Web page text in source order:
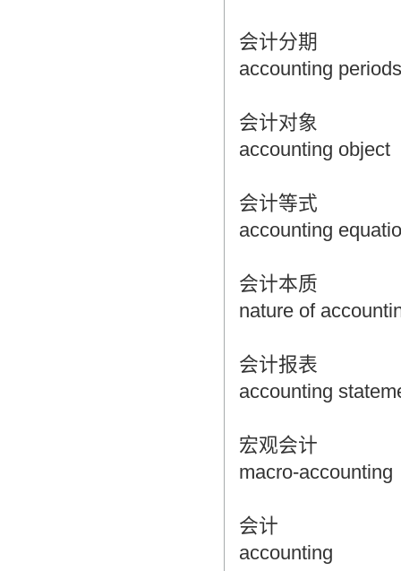
会计分期
accounting periods
会计对象
accounting object
会计等式
accounting
会计本质
nature of
会计报表
accounting
宏观会计
macro-accounting
会计
accounting